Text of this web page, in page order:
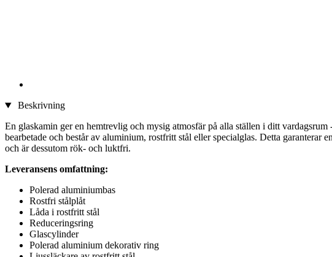
Beskrivning
En glaskamin ger en hemtrevlig och mysig atmosfär på alla ställen i ditt
bearbetade och består av aluminium, rostfritt stål eller specialglas. Detta
och är dessutom rök- och luktfri.
Leveransens omfattning:
Polerad aluminiumbas
Rostfri stålplåt
Låda i rostfritt stål
Reduceringsring
Glascylinder
Polerad aluminium dekorativ ring